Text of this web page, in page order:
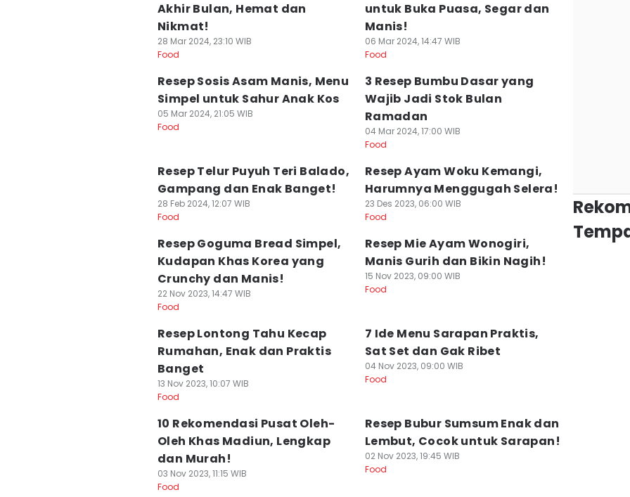
Akhir Bulan, Hemat dan
Nikmat!
28 Mar 2024, 23:10 WIB
Food
untuk Buka Puasa, Segar dan
Manis!
06 Mar 2024, 14:47 WIB
Food
Resep Sosis Asam Manis, Menu
Simpel untuk Sahur Anak Kos
05 Mar 2024, 21:05 WIB
Food
3 Resep Bumbu Dasar yang
Wajib Jadi Stok Bulan
Ramadan
04 Mar 2024, 17:00 WIB
Food
Resep Telur Puyuh Teri Balado,
Gampang dan Enak Banget!
28 Feb 2024, 12:07 WIB
Food
Resep Ayam Woku Kemangi,
Harumnya Menggugah Selera!
23 Des 2023, 06:00 WIB
Food
Resep Goguma Bread Simpel,
Kudapan Khas Korea yang
Crunchy dan Manis!
22 Nov 2023, 14:47 WIB
Food
Resep Mie Ayam Wonogiri,
Manis Gurih dan Bikin Nagih!
15 Nov 2023, 09:00 WIB
Food
Resep Lontong Tahu Kecap
Rumahan, Enak dan Praktis
Banget
13 Nov 2023, 10:07 WIB
Food
7 Ide Menu Sarapan Praktis,
Sat Set dan Gak Ribet
04 Nov 2023, 09:00 WIB
Food
10 Rekomendasi Pusat Oleh-
Oleh Khas Madiun, Lengkap
dan Murah!
03 Nov 2023, 11:15 WIB
Food
Resep Bubur Sumsum Enak dan
Lembut, Cocok untuk Sarapan!
02 Nov 2023, 19:45 WIB
Food